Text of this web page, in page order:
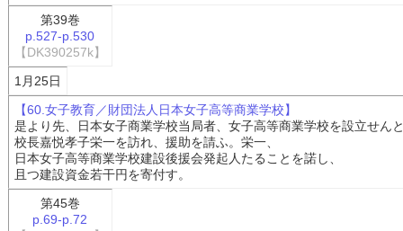
第39巻
p.527-p.530
【DK390257k】
1月25日
【60.女子教育／財団法人日本女子高等商業学校】
是より先、日本女子商業学校当局者、女子高等商業学校を設立せん
校長嘉悦孝子栄一を訪れ、援助を請ふ。栄一、
日本女子高等商業学校建設後援会発起人たることを諾し、
且つ建設資金若干円を寄付す。
第45巻
p.69-p.72